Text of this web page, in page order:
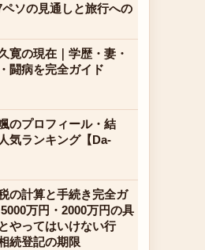
ペソの見通しと旅行への
寛の現在｜学歴・妻・
闘病を完全ガイド
のプロフィール・結
気ランキング【Da-
の計算と手続き完全ガ
万円・2000万円の具
やってはいけない行
続登記の期限